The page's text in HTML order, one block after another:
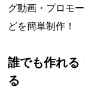
グ動画・プロモ
どを簡単制作！
誰でも作れる
る